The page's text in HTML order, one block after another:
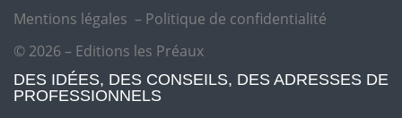
Mentions légales – Politique de confidentialité
© 2026 – Editions les Préaux
DES IDÉES, DES CONSEILS, DES ADRESSES DE
PROFESSIONNELS